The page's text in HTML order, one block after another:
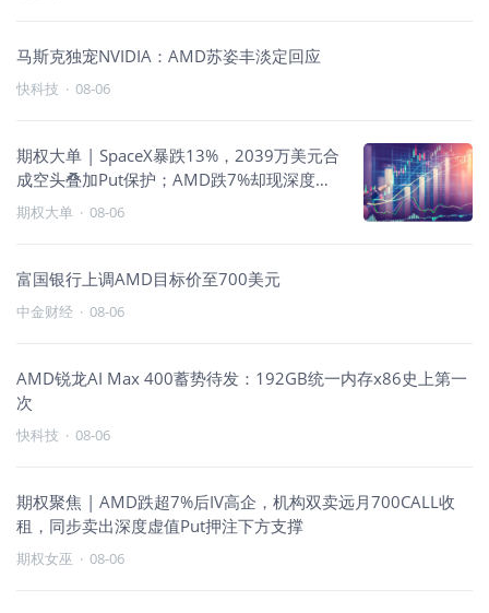
马斯克独宠NVIDIA：AMD苏姿丰淡定回应
快科技 · 08-06
期权大单 | SpaceX暴跌13%，2039万美元合
成空头叠加Put保护；AMD跌7%却现深度虚
值Put收租，谷歌838万美元跨期熊市价差压
期权大单 · 08-06
富国银行上调AMD目标价至700美元
中金财经 · 08-06
AMD锐龙AI Max 400蓄势待发：192GB统一内存x86史上第一
次
快科技 · 08-06
期权聚焦 | AMD跌超7%后IV高企，机构双卖远月700CALL收
租，同步卖出深度虚值Put押注下方支撑
期权女巫 · 08-06